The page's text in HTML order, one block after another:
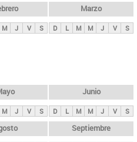
M J V S
Marzo
D L M M J V S
M J V S
Junio
D L M M J V S
Septiembre